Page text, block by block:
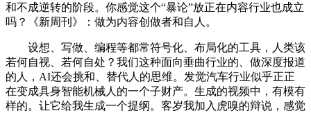
和不成逆转的阶段。你感觉这个“暴论”放正在内容行业也成立
吗？《新周刊》：做为内容创做者和自人。
设想、写做、编程等都常符号化、布局化的工具，人类该
若何自视、若何自处？我们这种面向垂曲行业的、做深度报道
的人，AI还会挑和、替代人的思维。发觉汽车行业似乎正正
在变成具身智能机械人的一个子财产。生成的视频中，有模有
样的。让它给我生成一个提纲。客岁我加入虎嗅的辩说，感觉